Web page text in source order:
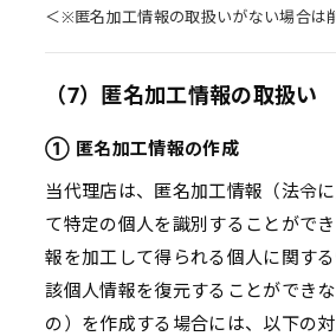
＜※匿名加工情報の取扱いがない場合は
（7）匿名加工情報の取扱い
① 匿名加工情報の作成
当代理店は、匿名加工情報（法令
て特定の個人を識別することがで
報を加工して得られる個人に関す
該個人情報を復元することができ
の）を作成する場合には、以下の対